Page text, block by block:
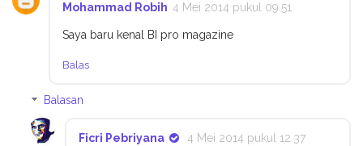
Mohammad Robih 4 Mei 2014 pukul 09.51
Saya baru kenal BI pro magazine
Balas
Balasan
Ficri Pebriyana 4 Mei 2014 pukul 12.37